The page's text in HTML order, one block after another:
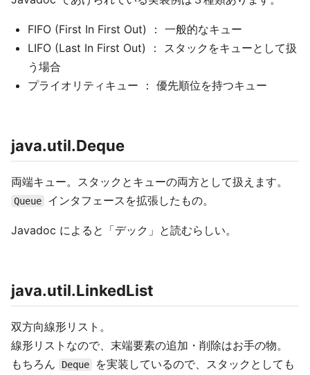
FIFO (First In First Out) ： 一般的なキュー
LIFO (Last In First Out) ： スタックをキューとして扱
う場合
プライオリティキュー ： 優先順位を持つキュー
java.util.Deque
両端キュー。スタックとキューの両方として扱えます。
Queue インタフェースを拡張したもの。
Javadoc によると「デック」と読むらしい。
java.util.LinkedList
双方向線形リスト。
線形リストなので、末端要素の追加・削除はお手の物。
もちろん
Deque
を実装しているので、スタックとしても